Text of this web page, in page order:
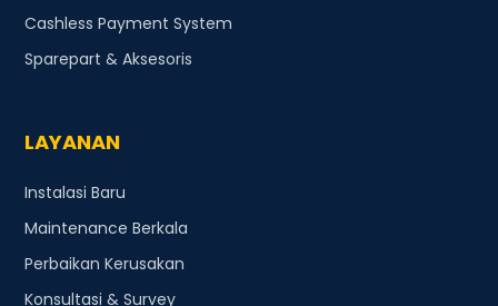
Cashless Payment System
Sparepart & Aksesoris
LAYANAN
Instalasi Baru
Maintenance Berkala
Perbaikan Kerusakan
Konsultasi & Survey